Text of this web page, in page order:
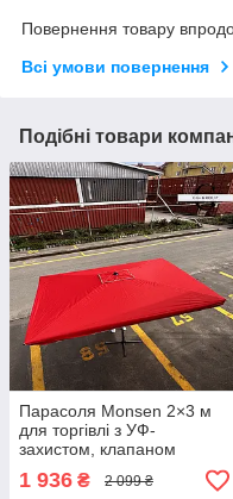
Повернення товару
Всі умови повернення
Подібні товари
Парасоля Monsen 2×3 м
для торгівлі з УФ-
захистом, клапаном
1 936 ₴ 2 099 ₴